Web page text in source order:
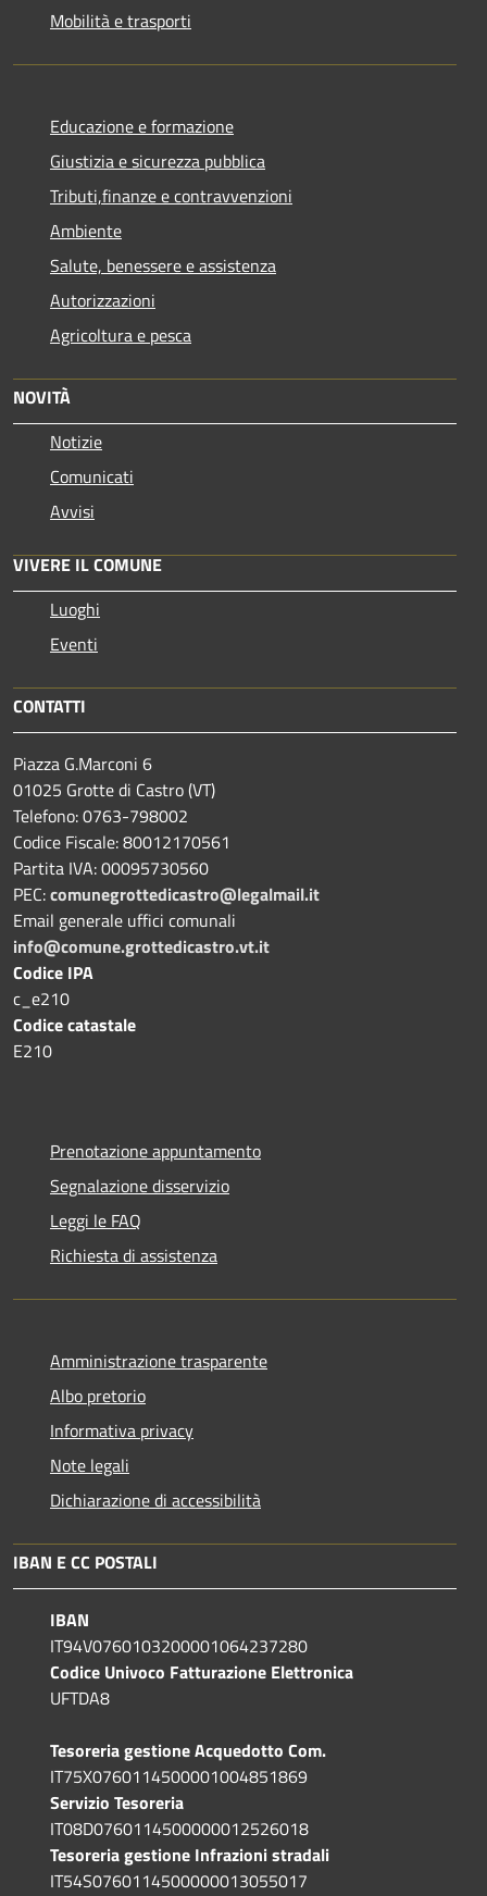
Mobilità e trasporti
Educazione e formazione
Giustizia e sicurezza pubblica
Tributi,finanze e contravvenzioni
Ambiente
Salute, benessere e assistenza
Autorizzazioni
Agricoltura e pesca
NOVITÀ
Notizie
Comunicati
Avvisi
VIVERE IL COMUNE
Luoghi
Eventi
CONTATTI
Piazza G.Marconi 6
01025 Grotte di Castro (VT)
Telefono: 0763-798002
Codice Fiscale: 80012170561
Partita IVA: 00095730560
PEC:comunegrottedicastro@legalmail.it
Email generale uffici comunali
info@comune.grottedicastro.vt.it
Codice IPA
c_e210
Codice catastale
E210
Prenotazione appuntamento
Segnalazione disservizio
Leggi le FAQ
Richiesta di assistenza
Amministrazione trasparente
Albo pretorio
Informativa privacy
Note legali
Dichiarazione di accessibilità
IBAN E CC POSTALI
IBAN
IT94V0760103200001064237280
Codice Univoco Fatturazione Elettronica
UFTDA8
Tesoreria gestione Acquedotto Com.
IT75X0760114500001004851869
Servizio Tesoreria
IT08D0760114500000012526018
Tesoreria gestione Infrazioni stradali
IT54S0760114500000013055017